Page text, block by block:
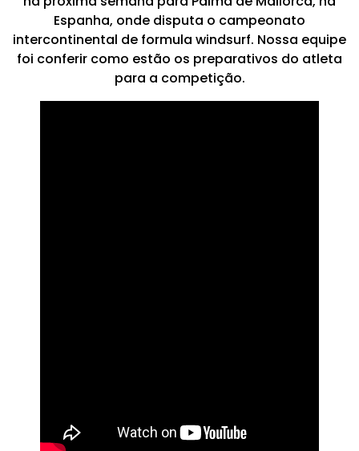
Espanha, onde disputa o campeonato
intercontinental de formula windsurf. Nossa equipe
foi conferir como estão os preparativos do atleta
para a competição.